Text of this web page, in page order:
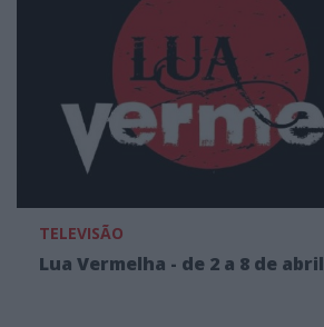
TELEVISÃO
Lua Vermelha - de 2 a 8 de abril